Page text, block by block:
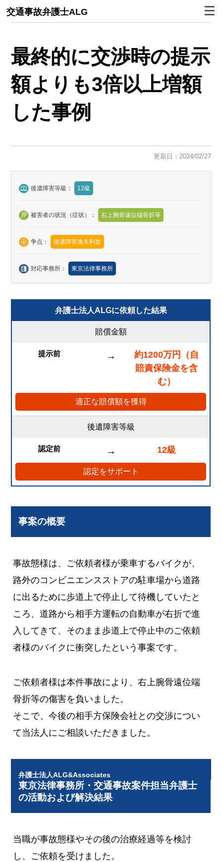
交通事故弁護士ALG
最終的に交渉時の提示
額よりも3倍以上増額
した事例
更新日：2024/02/27
後遺障害等級： 12級
被害者の状況（症状）： 右上腕骨遠位端骨折等
争点： 後遺障害逸失利益
対応事務所： 東京法律事務所
弁護士法人ALGに依頼した結果
賠償金額
提示前 →
約1200万円（自
賠責保険金を含
む）
適正な賠償額を獲得
後遺障害等級
認定前 → 12級
認定をサポート
事案の概要
事故態様は、ご依頼者様が乗車するバイクが、
路外のコンビニエンスストアの駐車場から道路
に出るために歩道上で停止して待機していたと
ころ、道路から相手方運転の自動車が右折で進
入してきて、そのまま歩道上で停止中のご依頼
者様のバイクに衝突したという事案です。
ご依頼者様は本件事故により、右上腕骨遠位端
骨折等の傷害を負いました。
そこで、今後の相手方保険会社との交渉につい
て当法人にご相談いただきました。
弁護士法人ALG&Associates
東京法律事務所・交通事故案件担当弁護士
の活動および解決結果
当職が事故態様やその後の治療経過等を検討
し、ご依頼を受けました。